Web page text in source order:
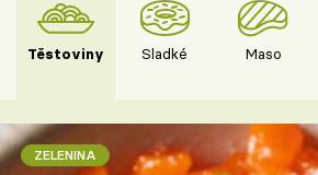
Těstoviny Sladké Maso
ZELENINA